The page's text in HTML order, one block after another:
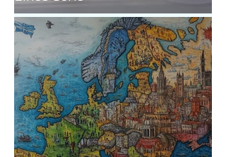
Lines Serie